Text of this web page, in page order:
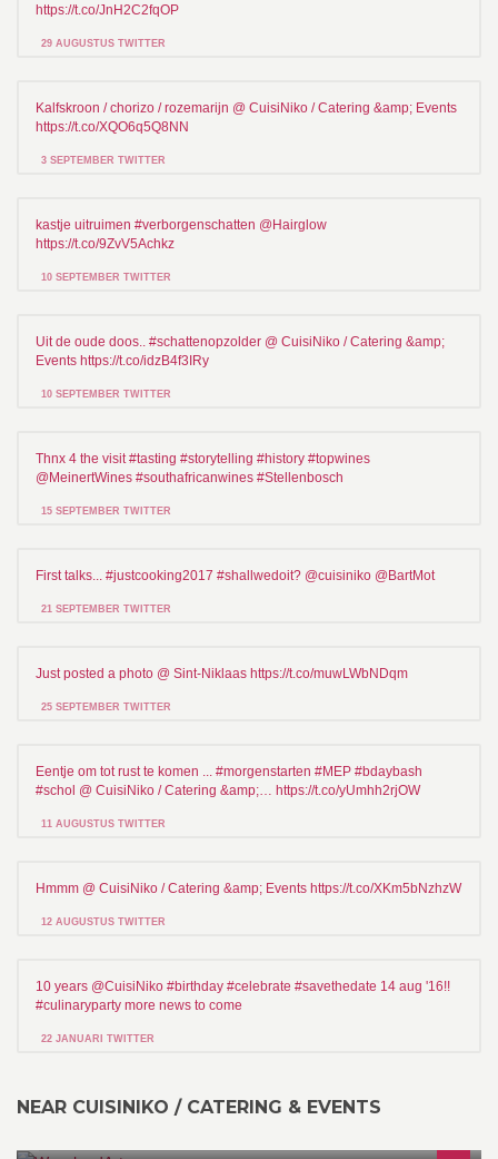
https://t.co/JnH2C2fqOP
29 AUGUSTUS TWITTER
Kalfskroon / chorizo / rozemarijn @ CuisiNiko / Catering &amp; Events
https://t.co/XQO6q5Q8NN
3 SEPTEMBER TWITTER
kastje uitruimen #verborgenschatten @Hairglow
https://t.co/9ZvV5Achkz
10 SEPTEMBER TWITTER
Uit de oude doos.. #schattenopzolder @ CuisiNiko / Catering &amp;
Events https://t.co/idzB4f3IRy
10 SEPTEMBER TWITTER
Thnx 4 the visit #tasting #storytelling #history #topwines
@MeinertWines #southafricanwines #Stellenbosch
15 SEPTEMBER TWITTER
First talks... #justcooking2017 #shallwedoit? @cuisiniko @BartMot
21 SEPTEMBER TWITTER
Just posted a photo @ Sint-Niklaas https://t.co/muwLWbNDqm
25 SEPTEMBER TWITTER
Eentje om tot rust te komen ... #morgenstarten #MEP #bdaybash
#schol @ CuisiNiko / Catering &amp;… https://t.co/yUmhh2rjOW
11 AUGUSTUS TWITTER
Hmmm @ CuisiNiko / Catering &amp; Events https://t.co/XKm5bNzhzW
12 AUGUSTUS TWITTER
10 years @CuisiNiko #birthday #celebrate #savethedate 14 aug '16!!
#culinaryparty more news to come
22 JANUARI TWITTER
NEAR CUISINIKO / CATERING & EVENTS